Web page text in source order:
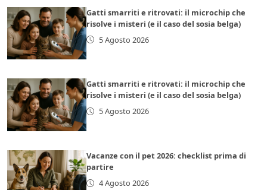
Gatti smarriti e ritrovati: il microchip che
risolve i misteri (e il caso del sosia belga)
5 Agosto 2026
Gatti smarriti e ritrovati: il microchip che
risolve i misteri (e il caso del sosia belga)
5 Agosto 2026
Vacanze con il pet 2026: checklist prima di
partire
4 Agosto 2026